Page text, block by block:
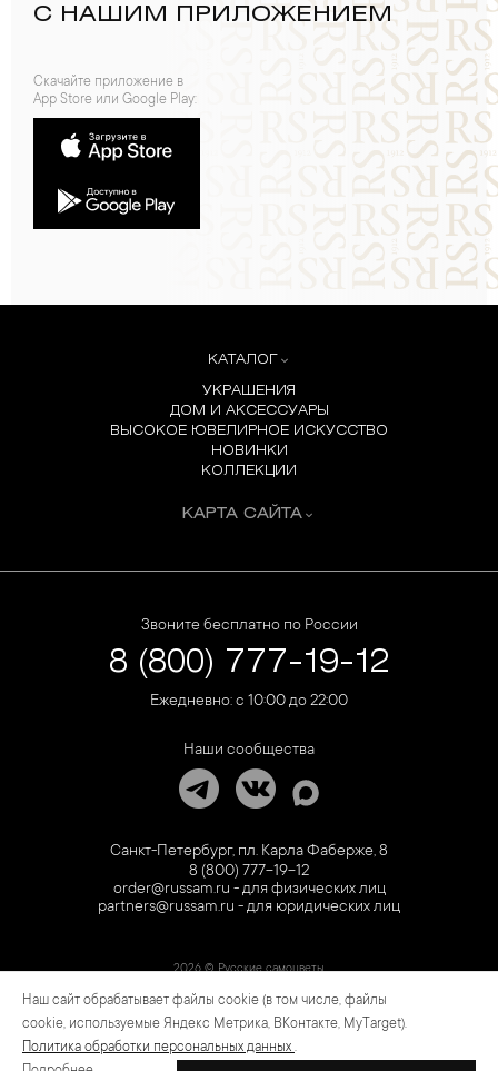
С НАШИМ ПРИЛОЖЕНИЕМ
Скачайте приложение в
App Store или Google Play:
КАТАЛОГ
УКРАШЕНИЯ
ДОМ И АКСЕССУАРЫ
ВЫСОКОЕ ЮВЕЛИРНОЕ ИСКУССТВО
НОВИНКИ
КОЛЛЕКЦИИ
КАРТА САЙТА
Звоните бесплатно по России
8 (800) 777-19-12
Ежедневно: с 10:00 до 22:00
Наши сообщества
Санкт-Петербург, пл. Карла Фаберже, 8
8 (800) 777-19-12
order@russam.ru - для физических лиц
partners@russam.ru - для юридических лиц
2026 © Русские самоцветы
Предложение не является публичной офертой. Цены на сайте и в розничной сети
могут отличаться. Информация на сайте о товаре носит рекламный характер и
расценивается как приглашение делать оферты на основании п.1 ст. 437
Гражданского кодекса РФ.
Наш сайт обрабатывает файлы cookie (в том числе, файлы
cookie, используемые Яндекс Метрика, ВКонтакте, MyTarget).
Политика обработки персональных данных .